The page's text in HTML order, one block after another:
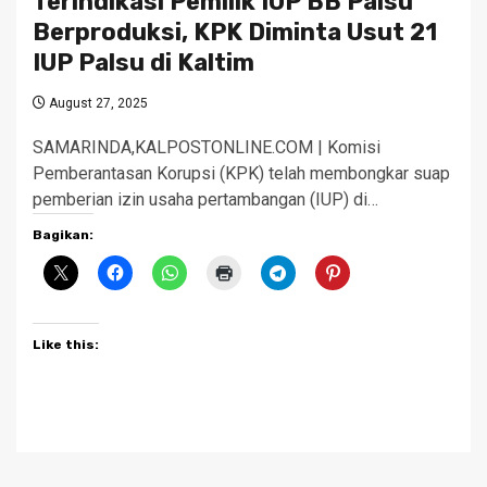
Berproduksi, KPK Diminta Usut 21
IUP Palsu di Kaltim
August 27, 2025
SAMARINDA,KALPOSTONLINE.COM | Komisi
Pemberantasan Korupsi (KPK) telah membongkar suap
pemberian izin usaha pertambangan (IUP) di…
Bagikan:
Like this: